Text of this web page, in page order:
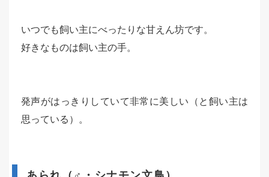
いつでも飼い主にべったりな甘えん坊です。
好きなものは飼い主の手。
発声がはっきりしていて非常に美しい（と飼い主は
思っている）。